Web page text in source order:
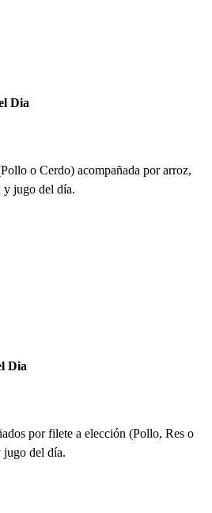
Dia
o Cerdo) acompañada por arroz,
y jugo del día.
Dia
por filete a elección (Pollo, Res o
jugo del día.